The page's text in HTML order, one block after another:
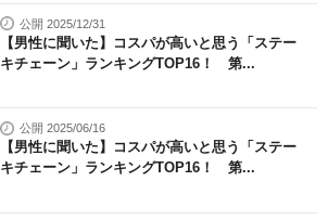
公開 2025/12/31
【男性に聞いた】コスパが高いと思う「ステー
キチェーン」ランキングTOP16！ 第...
公開 2025/06/16
【男性に聞いた】コスパが高いと思う「ステー
キチェーン」ランキングTOP16！ 第...